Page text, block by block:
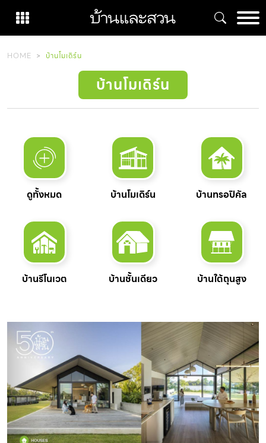
content
HOME บ้านโมเดิร์น
บ้านโมเดิร์น
ดูทั้งหมด บ้านโมเดิร์น บ้านทรอปิคัล
บ้านรีโนเวต บ้านชั้นเดียว บ้านใต้ถุนสูง